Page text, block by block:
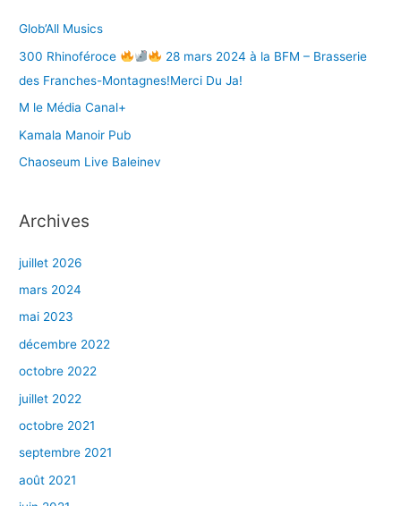
:
Glob’All Musics
300 Rhinoféroce
28 mars 2024 à la BFM – Brasserie
des Franches-Montagnes!Merci Du Ja!
M le Média Canal+
Kamala Manoir Pub
Chaoseum Live Baleinev
Archives
juillet 2026
mars 2024
mai 2023
décembre 2022
octobre 2022
juillet 2022
octobre 2021
septembre 2021
août 2021